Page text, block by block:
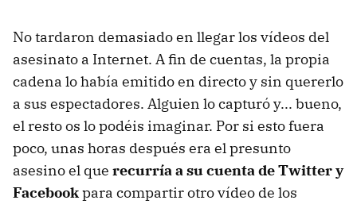
No tardaron demasiado en llegar los vídeos del
asesinato a Internet. A fin de cuentas, la propia
cadena lo había emitido en directo y sin quererlo
a sus espectadores. Alguien lo capturó y... bueno,
el resto os lo podéis imaginar. Por si esto fuera
poco, unas horas después era el presunto
asesino el que recurría a su cuenta de Twitter y
Facebookpara compartir otro vídeo de los